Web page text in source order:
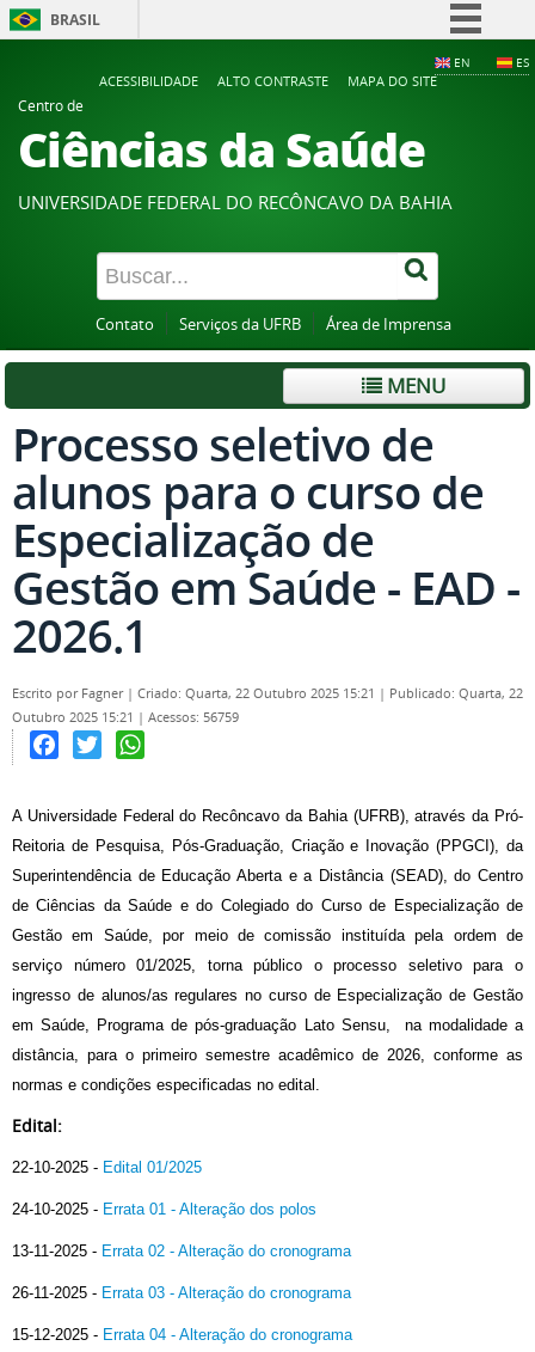
BRASIL
Participe
Acesso à informação
Legislação
Canais
EN ES
ACESSIBILIDADE ALTO CONTRASTE
MAPA DO SITE
Centro de
Ciências da Saúde
UNIVERSIDADE FEDERAL DO RECÔNCAVO DA BAHIA
Contato Serviços da UFRB Área de Imprensa
MENU
Processo seletivo de
alunos para o curso de
Especialização de
Gestão em Saúde - EAD -
2026.1
Escrito por Fagner | Criado: Quarta, 22 Outubro 2025 15:21 | Publicado: Quarta, 22
Outubro 2025 15:21 | Acessos: 56759
A Universidade Federal do Recôncavo da Bahia (UFRB), através da Pró-
Reitoria de Pesquisa, Pós-Graduação, Criação e Inovação (PPGCI), da
Superintendência de Educação Aberta e a Distância (SEAD), do Centro
de Ciências da Saúde e do Colegiado do Curso de Especialização de
Gestão em Saúde, por meio de comissão instituída pela ordem de
serviço número 01/2025, torna público o processo seletivo para o
ingresso de alunos/as regulares no curso de Especialização de Gestão
em Saúde, Programa de pós-graduação Lato Sensu, na modalidade a
distância, para o primeiro semestre acadêmico de 2026, conforme as
normas e condições especificadas no edital.
Edital:
22-10-2025 - Edital 01/2025
24-10-2025 - Errata 01 - Alteração dos polos
13-11-2025 - Errata 02 - Alteração do cronograma
26-11-2025 - Errata 03 - Alteração do cronograma
15-12-2025 - Errata 04 - Alteração do cronograma